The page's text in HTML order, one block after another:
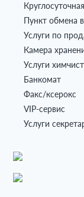
Пункт обмена
Услуги по
Камера
Услуги
Банкомат
Факс/ксерокс
VIP-сервис
Услуги